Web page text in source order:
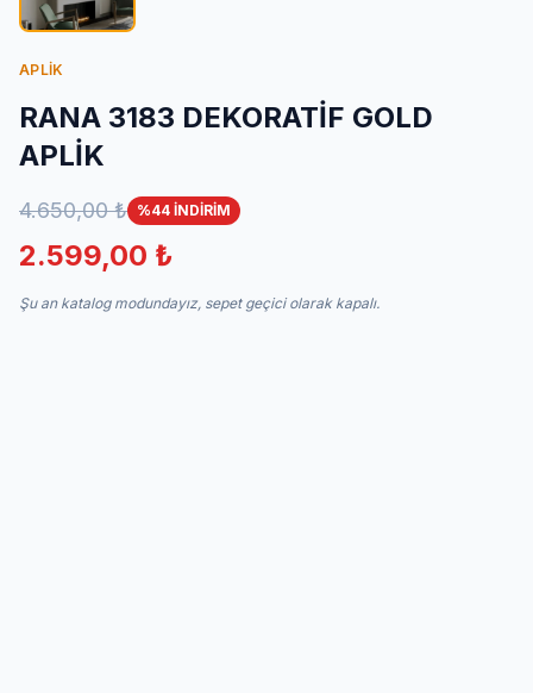
APLİK
RANA 3183 DEKORATİF GOLD
APLİK
4.650,00 ₺ %44 İNDİRİM
2.599,00 ₺
Şu an katalog modundayız, sepet geçici olarak kapalı.